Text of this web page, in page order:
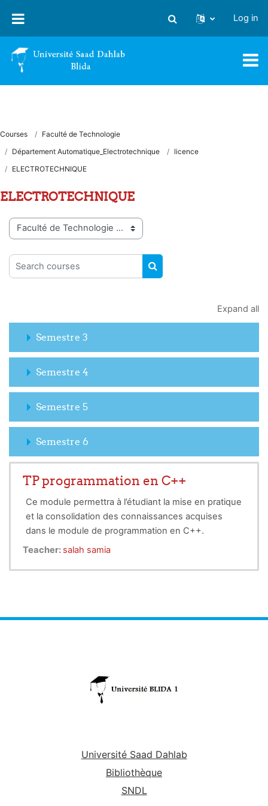
Toggle search input
Log in
Courses
Faculté de Technologie
Département Automatique_Electrotechnique
licence
ELECTROTECHNIQUE
ELECTROTECHNIQUE
Course categories
Search courses
SEARCH COURSES
Expand all
Semestre 3
Semestre 4
Semestre 5
Semestre 6
TP programmation en C++
Ce module permettra à l’étudiant la mise en pratique
et la consolidation des connaissances acquises
dans le module de programmation en C++.
Teacher: salah samia
Université Saad Dahlab
Bibliothèque
SNDL